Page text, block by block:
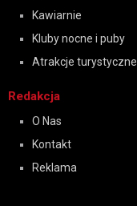
Kawiarnie
Kluby nocne i puby
Atrakcje turystyczne
Redakcja
O Nas
Kontakt
Reklama